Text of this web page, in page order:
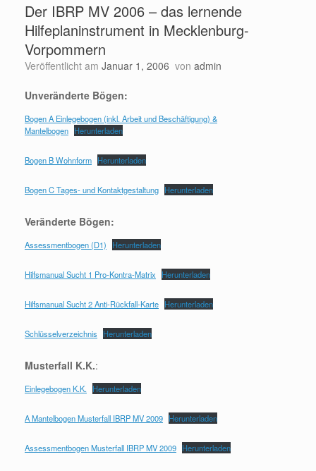
Der IBRP MV 2006 – das lernende
Hilfeplaninstrument in Mecklenburg-
Vorpommern
Veröffentlicht am Januar 1, 2006 von admin
Unveränderte Bögen:
Bogen A Einlegebogen (inkl. Arbeit und Beschäftigung) &
Mantelbogen Herunterladen
Bogen B Wohnform Herunterladen
Bogen C Tages- und Kontaktgestaltung Herunterladen
Veränderte Bögen:
Assessmentbogen (D1) Herunterladen
Hilfsmanual Sucht 1 Pro-Kontra-Matrix Herunterladen
Hilfsmanual Sucht 2 Anti-Rückfall-Karte Herunterladen
Schlüsselverzeichnis Herunterladen
Musterfall K.K.:
Einlegebogen K.K. Herunterladen
A Mantelbogen Musterfall IBRP MV 2009 Herunterladen
Assessmentbogen Musterfall IBRP MV 2009 Herunterladen